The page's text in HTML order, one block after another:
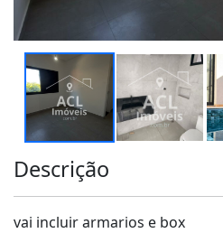
Descrição
vai incluir armarios e box